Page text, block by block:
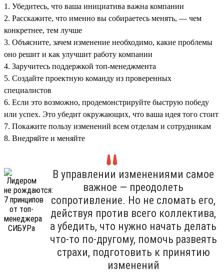
1. Убедитесь, что ваша инициатива важна компании
2. Расскажите, что именно вы собираетесь менять, — чем
конкретнее, тем лучше
3. Объясните, зачем изменение необходимо, какие проблемы
оно решит и как улучшит работу компании
4. Заручитесь поддержкой топ-менеджмента
5. Создайте проектную команду из проверенных
специалистов
6. Если это возможно, продемонстрируйте быструю победу
или успех. Это убедит окружающих, что ваша идея того стоит
7. Покажите пользу изменений всем отделам и сотрудникам
8. Внедряйте и меняйте
В управлении изменениями самое
важное — преодолеть
сопротивление. Но не сломать его,
действуя против всего коллектива,
а убедить, что нужно начать делать
что-то по-другому, помочь развеять
страхи, подготовить к принятию
изменений